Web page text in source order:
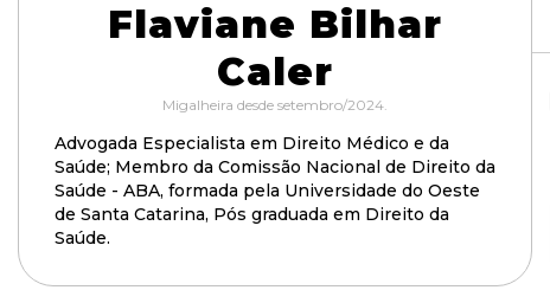
Flaviane Bilhar
Caler
Migalheira desde setembro/2024.
Advogada Especialista em Direito Médico e da
Saúde; Membro da Comissão Nacional de Direito da
Saúde - ABA, formada pela Universidade do Oeste
de Santa Catarina, Pós graduada em Direito da
Saúde.